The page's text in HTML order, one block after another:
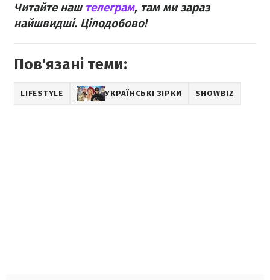
Читайте наштелеграм, там ми зараз
найшвидші. Цілодобово!
Пов'язані теми:
LIFESTYLE УКРАЇНСЬКІ ЗІРКИ SHOWBIZ